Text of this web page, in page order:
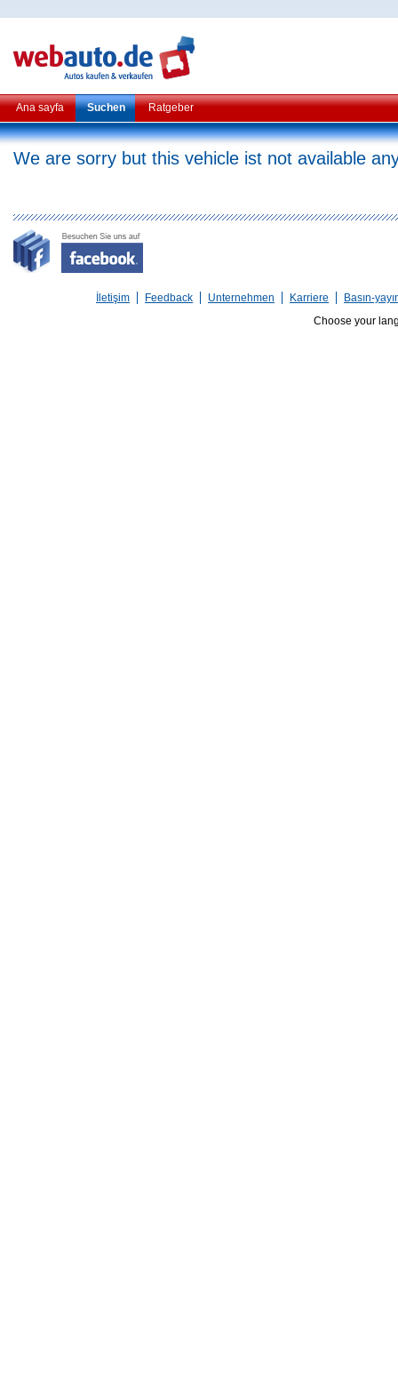
Ana sayfa Suchen Ratgeber
We are sorry but this vehicle ist not available
İletişim Feedback Unternehmen Karriere
Basın-
Choose your